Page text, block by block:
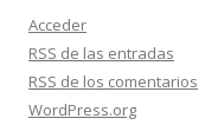
Acceder
RSS de las entradas
RSS de los comentarios
WordPress.org